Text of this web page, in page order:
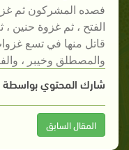
فصده المشركون ثم
الفتح ، ثم غزوة حنين
قاتل منها في تسع
والمصطلق وخيبر ،
شارك المحتوي بواسطة
المقال السابق